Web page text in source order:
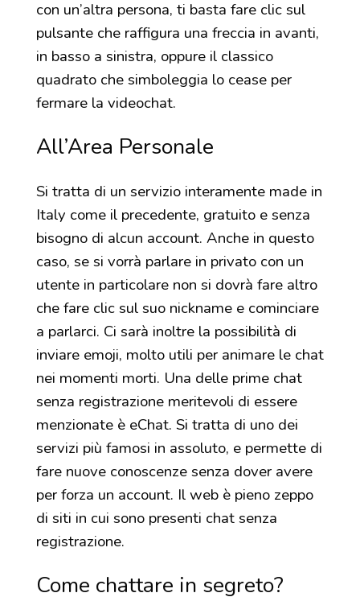
con un’altra persona, ti basta fare clic sul
pulsante che raffigura una freccia in avanti,
in basso a sinistra, oppure il classico
quadrato che simboleggia lo cease per
fermare la videochat.
All’Area Personale
Si tratta di un servizio interamente made in
Italy come il precedente, gratuito e senza
bisogno di alcun account. Anche in questo
caso, se si vorrà parlare in privato con un
utente in particolare non si dovrà fare altro
che fare clic sul suo nickname e cominciare
a parlarci. Ci sarà inoltre la possibilità di
inviare emoji, molto utili per animare le chat
nei momenti morti. Una delle prime chat
senza registrazione meritevoli di essere
menzionate è eChat. Si tratta di uno dei
servizi più famosi in assoluto, e permette di
fare nuove conoscenze senza dover avere
per forza un account. Il web è pieno zeppo
di siti in cui sono presenti chat senza
registrazione.
Come chattare in segreto?